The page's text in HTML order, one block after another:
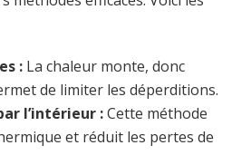
: La chaleur monte, donc
de limiter les déperditions.
l’intérieur :Cette méthode
et réduit les pertes de